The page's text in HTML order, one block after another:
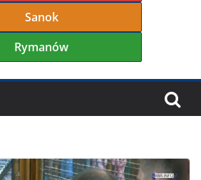
Sanok
Rymanów